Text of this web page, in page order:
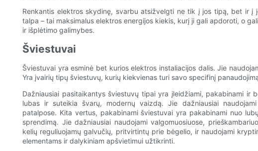
Renkantis elektros skydinę, svarbu atsižvelgti ne tik į jos tipą, bet ir į
talpa – tai maksimalus elektros energijos kiekis, kurį ji gali apdoroti, o
ir išplėtimo galimybes.
Šviestuvai
Šviestuvai yra esminė bet kurios elektros instaliacijos dalis. Jie
Yra įvairių tipų šviestuvų, kurių kiekvienas turi savo specifinį
Dažniausiai pasitaikantys šviestuvų tipai yra įleidžiami, pakabinami ir
lubas ir suteikia švarų, modernų vaizdą. Jie dažniausiai
patalpose. Kita vertus, pakabinami šviestuvai yra pakabinami nuo
sprendimą. Jie dažniausiai naudojami valgomuosiuose,
kelių reguliuojamų galvučių, pritvirtintų prie bėgelio, ir naudojami
elementams ir dalykiniam apšvietimui užtikrinti.